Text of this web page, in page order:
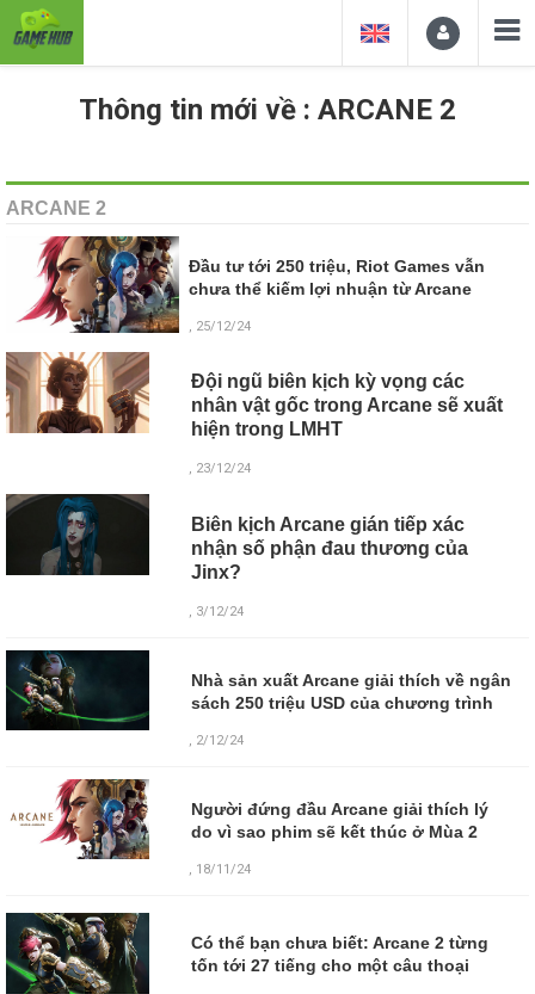
Thông tin mới về : ARCANE 2
ARCANE 2
Đầu tư tới 250 triệu, Riot Games vẫn
chưa thể kiếm lợi nhuận từ Arcane
, 25/12/24
Đội ngũ biên kịch kỳ vọng các
nhân vật gốc trong Arcane sẽ xuất
hiện trong LMHT
, 23/12/24
Biên kịch Arcane gián tiếp xác
nhận số phận đau thương của
Jinx?
, 3/12/24
Nhà sản xuất Arcane giải thích về ngân
sách 250 triệu USD của chương trình
, 2/12/24
Người đứng đầu Arcane giải thích lý
do vì sao phim sẽ kết thúc ở Mùa 2
, 18/11/24
Có thể bạn chưa biết: Arcane 2 từng
tốn tới 27 tiếng cho một câu thoại